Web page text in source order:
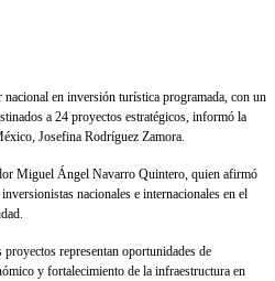
en inversión turística programada, con un
a 24 proyectos estratégicos, informó la
Josefina Rodríguez Zamora.
Miguel Ángel Navarro Quintero, quien afirmó
nacionales e internacionales en el
representan oportunidades de
y fortalecimiento de la infraestructura en